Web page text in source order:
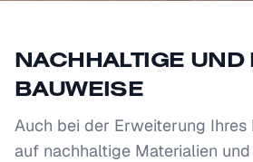
NACHHALTIGE UND
BAUWEISE
Auch bei der Erweiterung Ihres
auf nachhaltige Materialien